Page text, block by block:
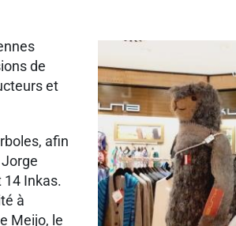
de
et
afin
14 Inkas.
à
Meijo, le